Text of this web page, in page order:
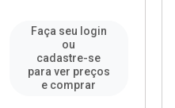
Faça seu login
ou
cadastre-se
para ver preços
e comprar